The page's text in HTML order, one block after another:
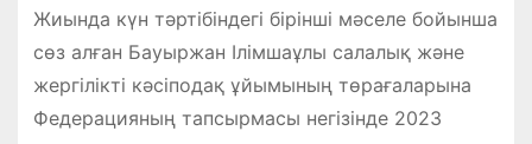
Жиында күн тәртібіндегі бірінші мәселе бойынша
сөз алған Бауыржан Ілімшаұлы салалық және
жергілікті кәсіподақ ұйымының төрағаларына
Федерацияның тапсырмасы негізінде 2023